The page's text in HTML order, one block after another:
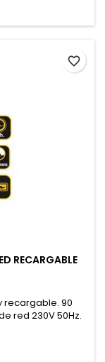
RECARGABLE
recargable. 90
red 230V 50Hz.
favorite_border